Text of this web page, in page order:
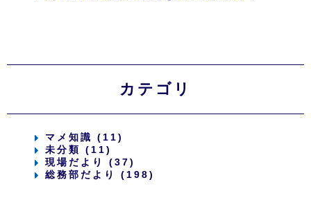
カテゴリ
マメ知識 (11)
未分類 (11)
現場だより (37)
総務部だより (198)